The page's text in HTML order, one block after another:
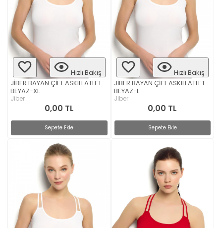
Hızlı Bakış
JİBER BAYAN ÇİFT ASKILI ATLET
BEYAZ-XL
Jiber
0,00 TL
Sepete Ekle
Hızlı Bakış
JİBER BAYAN ÇİFT ASKILI ATLET
BEYAZ-L
Jiber
0,00 TL
Sepete Ekle